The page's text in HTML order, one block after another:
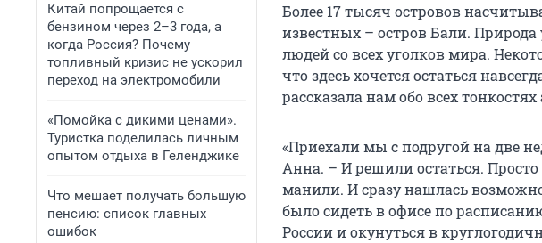
Китай попрощается с
бензином через 2–3 года, а
когда Россия? Почему
топливный кризис не ускорил
переход на электромобили
«Помойка с дикими ценами».
Туристка поделилась личным
опытом отдыха в Геленджике
Что мешает получать большую
пенсию: список главных
ошибок
Более 17 тысяч островов
известных – остров Бали.
людей со всех уголков мира.
что здесь хочется остаться
рассказала нам обо всех
«Приехали мы с подругой на две
Анна. – И решили остаться. Просто
манили. И сразу нашлась
было сидеть в офисе по
России и окунуться в